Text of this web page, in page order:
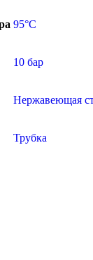
95°C
10 бар
Нержавеющая
Трубка